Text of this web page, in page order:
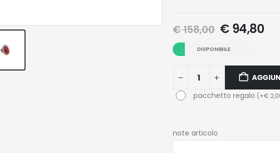
€158,00 €94,80
DISPONIBILE
pacchetto regalo (+€
note articolo